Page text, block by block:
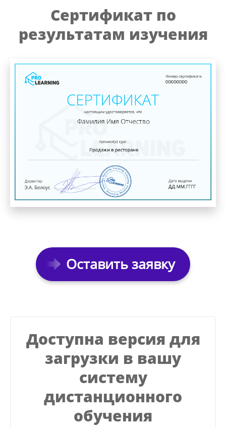
Сертификат по
результатам изучения
Оставить заявку
Доступна версия для
загрузки в вашу
систему
дистанционного
обучения